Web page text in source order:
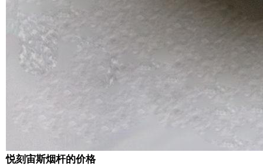
悦刻宙斯烟杆的价格